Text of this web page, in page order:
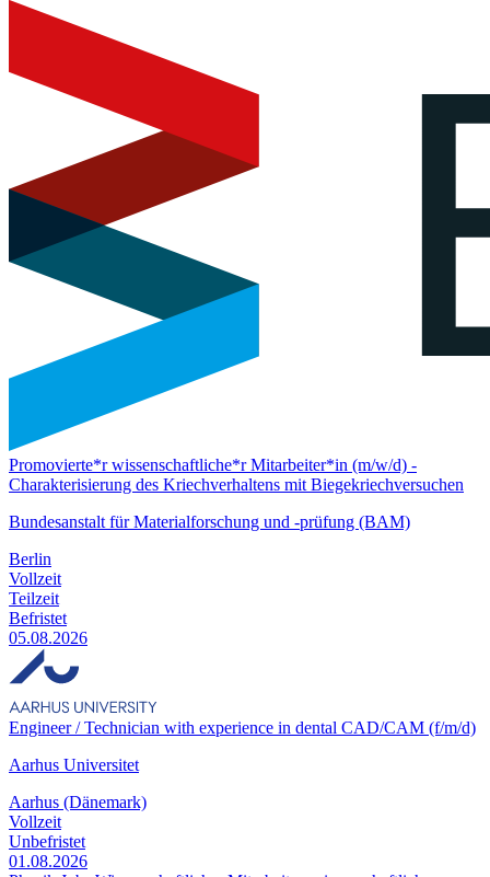
Promovierte*r wissenschaftliche*r Mitarbeiter*in (m/w/d) -
Charakterisierung des Kriechverhaltens mit Biegekriechversuchen
Bundesanstalt für Materialforschung und -prüfung (BAM)
Berlin
Vollzeit
Teilzeit
Befristet
05.08.2026
Engineer / Technician with experience in dental CAD/CAM (f/m/d)
Aarhus Universitet
Aarhus (Dänemark)
Vollzeit
Unbefristet
01.08.2026